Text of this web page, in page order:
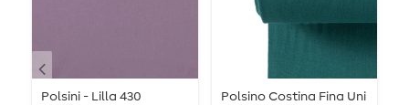
Polsini - Lilla 430
Polsino Costina Fina Uni